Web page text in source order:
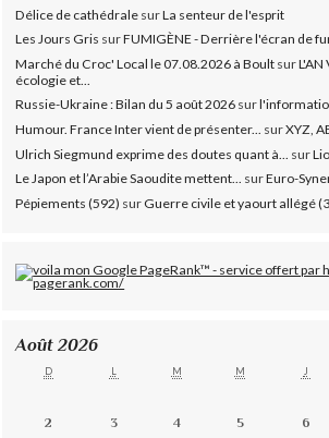
Délice de cathédrale surLa senteur de l'esprit
Les Jours Gris surFUMIGÈNE - Derrière l'écran de
Marché du Croc' Local le 07.08.2026 à Boult surL'AN
écologie et...
Russie-Ukraine : Bilan du 5 août 2026 sur
Humour. France Inter vient de présenter... surXYZ,
Ulrich Siegmund exprime des doutes quant à...
sur
Le Japon et l’Arabie Saoudite mettent... surEuro-
Pépiements (592) surGuerre civile et yaourt allégé
Août 2026
D L M M J
2
3 4 5 6